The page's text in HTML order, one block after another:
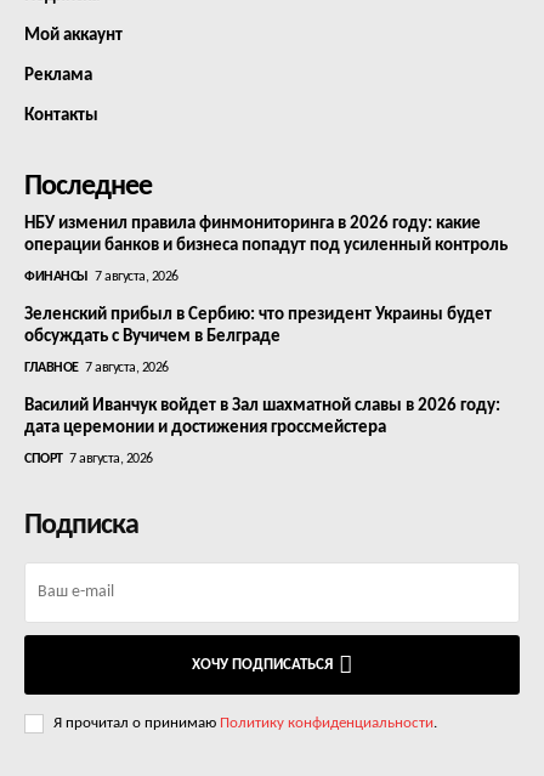
Мой аккаунт
Реклама
Контакты
Последнее
НБУ изменил правила финмониторинга в 2026 году: какие
операции банков и бизнеса попадут под усиленный контроль
ФИНАНСЫ 7 августа, 2026
Зеленский прибыл в Сербию: что президент Украины будет
обсуждать с Вучичем в Белграде
ГЛАВНОЕ 7 августа, 2026
Василий Иванчук войдет в Зал шахматной славы в 2026 году:
дата церемонии и достижения гроссмейстера
СПОРТ 7 августа, 2026
Подписка
ХОЧУ ПОДПИСАТЬСЯ
Я прочитал о принимаю Политику конфиденциальности.